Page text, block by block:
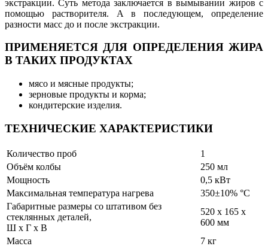
экстракции. Суть метода заключается в вымывании жиров с
помощью растворителя. А в последующем, определение
разности масс до и после экстракции.
ПРИМЕНЯЕТСЯ ДЛЯ ОПРЕДЕЛЕНИЯ ЖИРА
В ТАКИХ ПРОДУКТАХ
мясо и мясные продукты;
зерновые продукты и корма;
кондитерские изделия.
ТЕХНИЧЕСКИЕ ХАРАКТЕРИСТИКИ
Количество проб
1
Объём колбы
250 мл
Мощность
0,5 кВт
Максимальная температура нагрева
350±10% °С
Габаритные размеры со штативом без
стеклянных деталей,
Ш х Г х В
520 x 165 x
600 мм
Масса
7 кг